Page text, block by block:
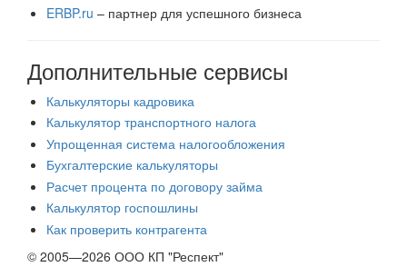
ERBP.ru – партнер для успешного бизнеса
Дополнительные сервисы
Калькуляторы кадровика
Калькулятор транспортного налога
Упрощенная система налогообложения
Бухгалтерские калькуляторы
Расчет процента по договору займа
Калькулятор госпошлины
Как проверить контрагента
© 2005—2026 ООО КП "Респект"